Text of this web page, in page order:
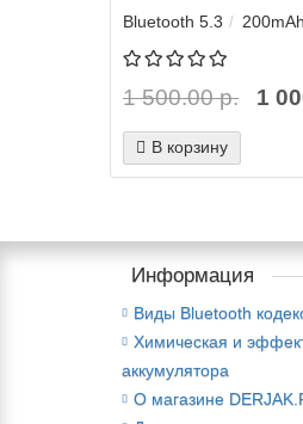
Bluetooth 5.3 200mAh
1 500.00 р. 1
В корзину
Информация
Виды Bluetooth
Химическая и
аккумулятора
О магазине